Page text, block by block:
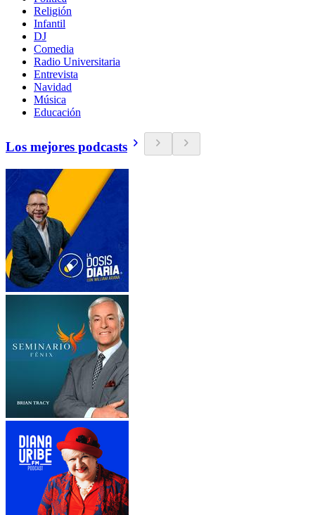
Religión
Infantil
DJ
Comedia
Radio Universitaria
Entrevista
Navidad
Música
Educación
Los mejores podcasts